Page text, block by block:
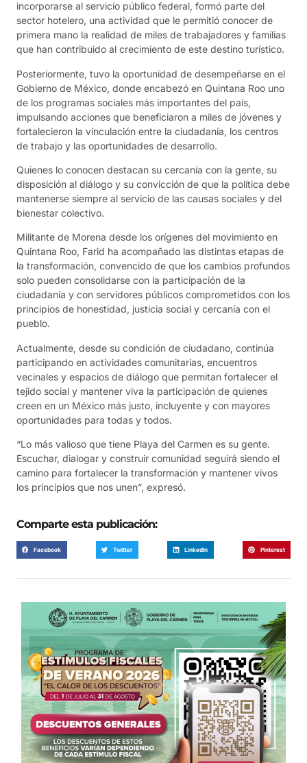
incorporarse al servicio público federal, formó parte del
sector hotelero, una actividad que le permitió conocer de
primera mano la realidad de miles de trabajadores y familias
que han contribuido al crecimiento de este destino turístico.
Posteriormente, tuvo la oportunidad de desempeñarse en el
Gobierno de México, donde encabezó en Quintana Roo uno
de los programas sociales más importantes del país,
impulsando acciones que beneficiaron a miles de jóvenes y
fortalecieron la vinculación entre la ciudadanía, los centros
de trabajo y las oportunidades de desarrollo.
Quienes lo conocen destacan su cercanía con la gente, su
disposición al diálogo y su convicción de que la política debe
mantenerse siempre al servicio de las causas sociales y del
bienestar colectivo.
Militante de Morena desde los orígenes del movimiento en
Quintana Roo, Farid ha acompañado las distintas etapas de
la transformación, convencido de que los cambios profundos
solo pueden consolidarse con la participación de la
ciudadanía y con servidores públicos comprometidos con los
principios de honestidad, justicia social y cercanía con el
pueblo.
Actualmente, desde su condición de ciudadano, continúa
participando en actividades comunitarias, encuentros
vecinales y espacios de diálogo que permitan fortalecer el
tejido social y mantener viva la participación de quienes
creen en un México más justo, incluyente y con mayores
oportunidades para todas y todos.
“Lo más valioso que tiene Playa del Carmen es su gente.
Escuchar, dialogar y construir comunidad seguirá siendo el
camino para fortalecer la transformación y mantener vivos
los principios que nos unen”, expresó.
Comparte esta publicación:
Facebook Twitter LinkedIn Pinterest